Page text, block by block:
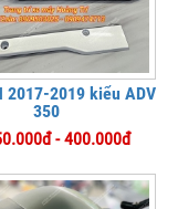
2017-2019 kiểu ADV
350
- 400.000đ